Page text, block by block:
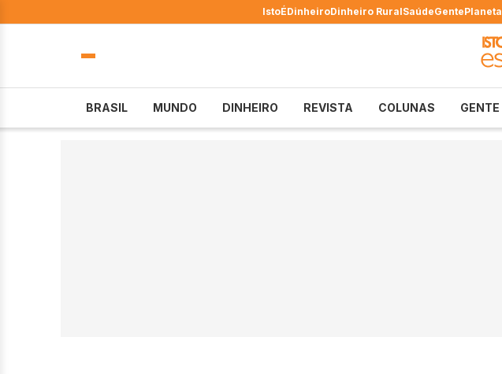
IstoÉDinheiroDinheiro RuralSaúdeGentePlaneta
BRASIL MUNDO DINHEIRO REVISTA COLUNAS GENTE